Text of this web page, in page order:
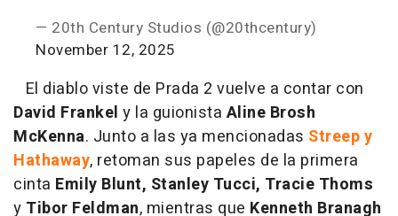
— 20th Century Studios (@20thcentury)
November 12, 2025
El diablo viste de Prada 2 vuelve a contar con
David Frankel y la guionista Aline Brosh
McKenna. Junto a las ya mencionadas Streep y
Hathaway, retoman sus papeles de la primera
cinta Emily Blunt, Stanley Tucci, Tracie Thoms
y Tibor Feldman, mientras que Kenneth Branagh